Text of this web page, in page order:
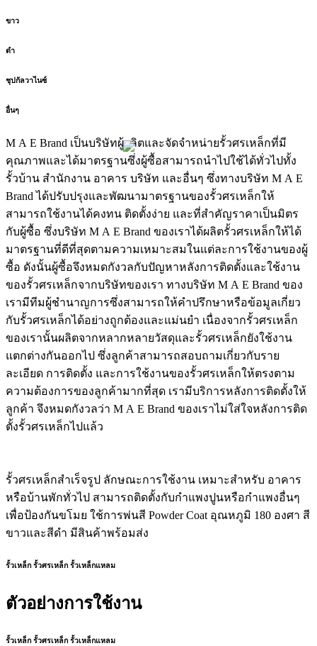
ขาว
ดำ
ชุปกัลวาไนซ์
อื่นๆ
M A E Brand เป็นบริษัทผู้ผลิตและจัดจำหน่ายรั้วศรเหล็กที่มี
คุณภาพและได้มาตรฐานซึ่งผู้ซื้อสามารถนำไปใช้ได้ทั่วไปทั้ง
รั้วบ้าน สำนักงาน อาคาร บริษัท และอื่นๆ ซึ่งทางบริษัท M A E
Brand ได้ปรับปรุงและพัฒนามาตรฐานของรั้วศรเหล็กให้
สามารถใช้งานได้คงทน ติดตั้งง่าย และที่สำคัญราคาเป็นมิตร
กับผู้ซื้อ ซึ่งบริษัท M A E Brand ของเราได้ผลิตรั้วศรเหล็กให้ได้
มาตรฐานที่ดีที่สุดตามความเหมาะสมในแต่ละการใช้งานของผู้
ซื้อ ดังนั้นผู้ซื้อจึงหมดกังวลกับปัญหาหลังการติดตั้งและใช้งาน
ของรั้วศรเหล็กจากบริษัทของเรา ทางบริษัท M A E Brand ของ
เรามีทีมผู้ชำนาญการซึ่งสามารถให้คำปรึกษาหรือข้อมูลเกี่ยว
กับรั้วศรเหล็กได้อย่างถูกต้องและแม่นยำ เนื่องจากรั้วศรเหล็ก
ของเรานั้นผลิตจากหลากหลายวัสดุและรั้วศรเหล็กยังใช้งาน
แตกต่างกันออกไป ซึ่งลูกค้าสามารถสอบถามเกี่ยวกับราย
ละเอียด การติดตั้ง และการใช้งานของรั้วศรเหล็กให้ตรงตาม
ความต้องการของลูกค้ามากที่สุด เรามีบริการหลังการติดตั้งให้
ลูกค้า จึงหมดกังวลว่า M A E Brand ของเราไม่ใส่ใจหลังการติด
ตั้งรั้วศรเหล็กไปแล้ว
รั้วศรเหล็กสำเร็จรูป ลักษณะการใช้งาน เหมาะสำหรับ อาคาร
หรือบ้านพักทั่วไป สามารถติดตั้งกับกำแพงปูนหรือกำแพงอื่นๆ
เพื่อป้องกันขโมย ใช้การพ่นสี Powder Coat อุณหภูมิ 180 องศา สี
ขาวและสีดำ มีสินค้าพร้อมส่ง
รั้วเหล็ก รั้วศรเหล็ก รั้วเหล็กแหลม
ตัวอย่างการใช้งาน
รั้วเหล็ก รั้วศรเหล็ก รั้วเหล็กแหลม